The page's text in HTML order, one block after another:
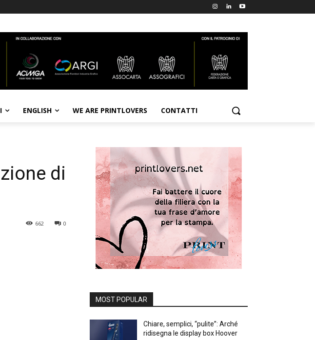
ENGLISH WE ARE PRINTLOVERS CONTATTI
di
0
662
MOST POPULAR
Chiare, semplici, “pulite”: Arché
ridisegna le display box Hoover